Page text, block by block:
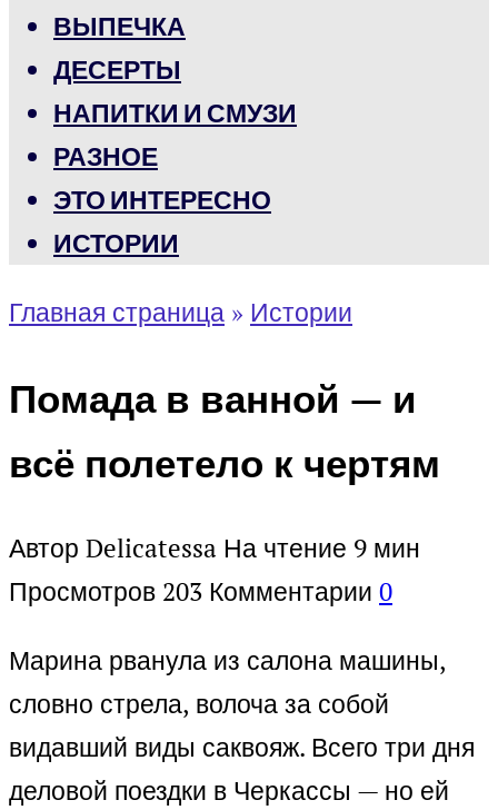
ВЫПЕЧКА
ДЕСЕРТЫ
НАПИТКИ И СМУЗИ
РАЗНОЕ
ЭТО ИНТЕРЕСНО
ИСТОРИИ
Главная страница » Истории
Помада в ванной — и
всё полетело к чертям
Автор Delicatessa На чтение 9 мин
Просмотров 203 Комментарии 0
Марина рванула из салона машины,
словно стрела, волоча за собой
видавший виды саквояж. Всего три дня
деловой поездки в Черкассы — но ей